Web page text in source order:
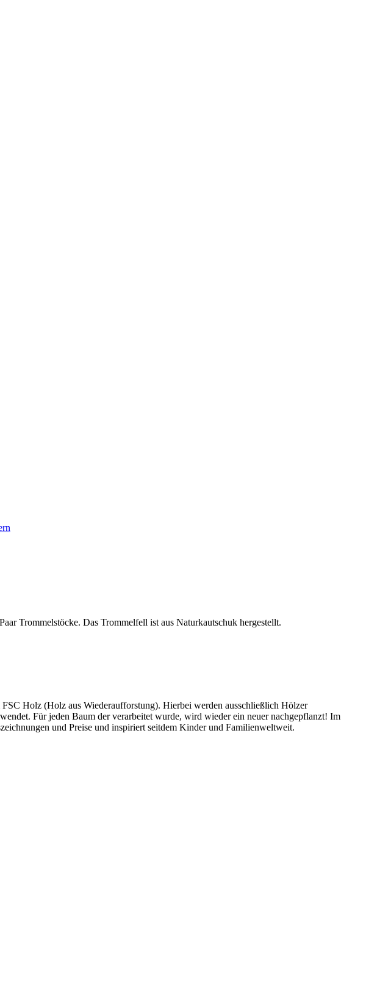
Trommelstöcke. Das Trommelfell ist aus Naturkautschuk hergestellt.
Holz (Holz aus Wiederaufforstung). Hierbei werden ausschließlich Hölzer
Für jeden Baum der verarbeitet wurde, wird wieder ein neuer nachgepflanzt! Im
und Preise und inspiriert seitdem Kinder und Familienweltweit.